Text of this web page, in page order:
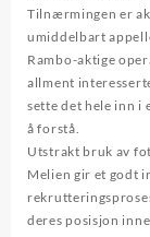
Tilnærmingen er
umiddelbart
Rambo-aktige
allment
sette det hele inn i
å forstå.
Utstrakt bruk av
Melien gir et godt
deres posisjon